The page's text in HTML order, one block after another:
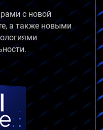
с новой
а также новыми